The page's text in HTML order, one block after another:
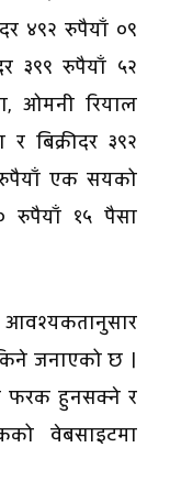
४९२ रुपैयाँ ०९
३९९ रुपैयाँ ५२
ओमनी रियाल
बिक्रीदर ३९२
एक सयको
रुपैयाँ १५ पैसा
जनाएको छ ।
फरक हुनसक्ने र
वेबसाइटमा